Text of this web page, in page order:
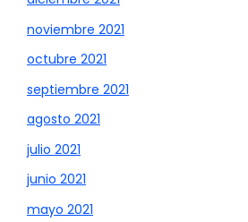
noviembre 2021
octubre 2021
septiembre 2021
agosto 2021
julio 2021
junio 2021
mayo 2021